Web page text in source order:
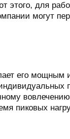
для
могут
его
пиковых